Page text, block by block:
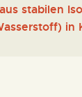
aus stabilen
in